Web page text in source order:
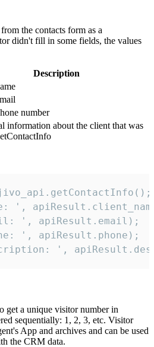
the contacts form as a
didn't fill in some fields, the values
Description
number
information about the client that was
',
', apiResult.email);
', apiResult.phone);
',
get a unique visitor number in
sequentially: 1, 2, 3, etc. Visitor
App and archives and can be used
the CRM data.